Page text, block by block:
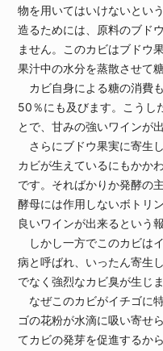
物を用いてはいけないとい
造るためには、原料のブド
ません。このカビはブドウ
果汁中の水分を蒸散させて
カビ自身による糖の消費
50％にも及びます。こうし
とで、甘みの強いワインが
さらにブドウ果実に寄生
カビが生えているにもかか
です。そればかりか発酵の
酵母には作用しないボトリ
良いワインが出来るという
しかし一方でこのカビは
病と呼ばれ、いったん寄生
でなく強烈なカビ臭が生じま
なぜこのカビがイチゴに
ゴの花粉が水滴に吸い寄せ
てカビの発芽を促進するか